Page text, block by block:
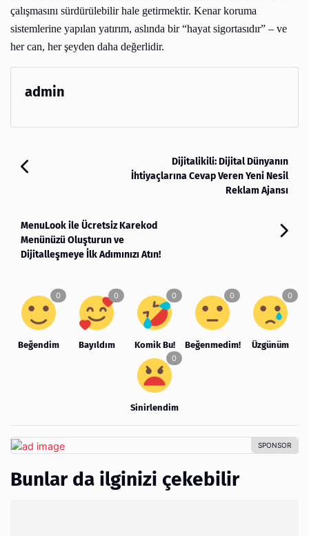
çalışmasını sürdürülebilir hale getirmektir. Kenar koruma
sistemlerine yapılan yatırım, aslında bir “hayat sigortasıdır” – ve
her can, her şeyden daha değerlidir.
admin
Dijitalikili: Dijital Dünyanın
İhtiyaçlarına Cevap Veren Yeni Nesil
Reklam Ajansı
MenuLook ile Ücretsiz Karekod
Menünüzü Oluşturun ve
Dijitalleşmeye İlk Adımınızı Atın!
Beğendim Bayıldım Komik Bu! Beğenmedim! Üzgünüm
Sinirlendim
Bunlar da ilginizi çekebilir